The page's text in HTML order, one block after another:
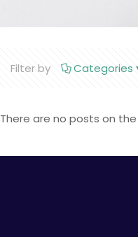
Filter by Categories
There are no posts on the